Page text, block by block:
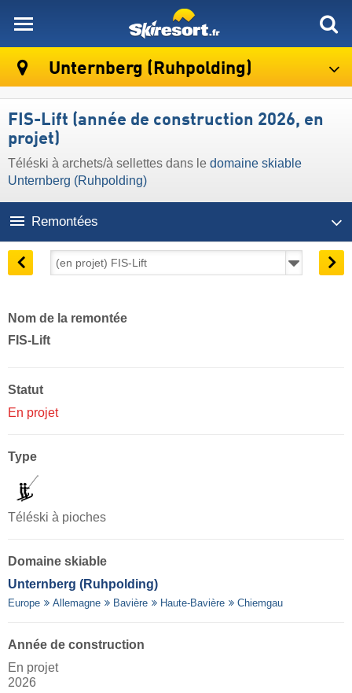
Unternberg (Ruhpolding)
FIS-Lift (année de construction 2026, en
projet)
Téléski à archets/à sellettes dans le domaine skiable
Unternberg (Ruhpolding)
Remontées
Nom de la remontée
FIS-Lift
Statut
En projet
Type
Téléski à pioches
Domaine skiable
Unternberg (Ruhpolding)
Europe Allemagne Bavière Haute-Bavière Chiemgau
Année de construction
En projet
2026